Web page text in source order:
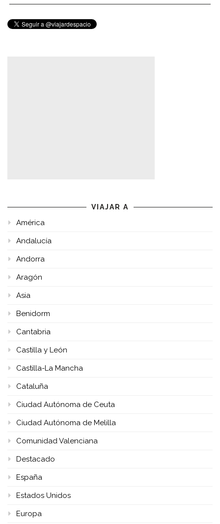
VIAJAR A
América
Andalucía
Andorra
Aragón
Asia
Benidorm
Cantabria
Castilla y León
Castilla-La Mancha
Cataluña
Ciudad Autónoma de Ceuta
Ciudad Autónoma de Melilla
Comunidad Valenciana
Destacado
España
Estados Unidos
Europa